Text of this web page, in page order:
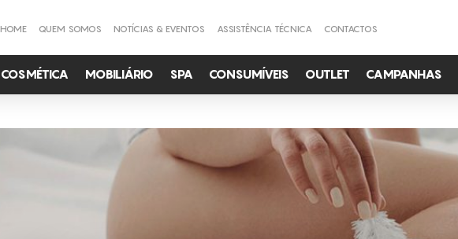
HOME QUEM SOMOS NOTÍCIAS & EVENTOS ASSISTÊNCIA TÉCNICA CONTACTOS
COSMÉTICA MOBILIÁRIO SPA CONSUMÍVEIS OUTLET CAMPANHAS